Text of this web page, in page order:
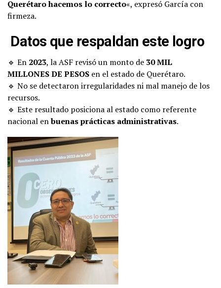
Querétaro hacemos lo correcto«, expresó García con
firmeza.
Datos que respaldan este logro
🔹 En 2023, la ASF revisó un monto de 30 MIL
MILLONES DE PESOS en el estado de Querétaro.
🔹 No se detectaron irregularidades ni mal manejo de los
recursos.
🔹 Este resultado posiciona al estado como referente
nacional enbuenas prácticas administrativas.